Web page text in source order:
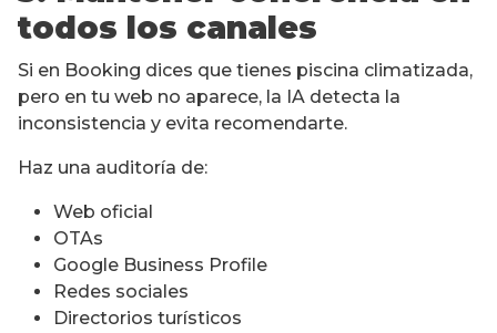
todos los canales
Si en Booking dices que tienes piscina climatizada,
pero en tu web no aparece, la IA detecta la
inconsistencia y evita recomendarte.
Haz una auditoría de:
Web oficial
OTAs
Google Business Profile
Redes sociales
Directorios turísticos